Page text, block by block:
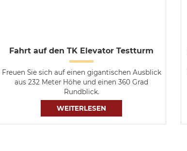
Fahrt auf den TK Elevator Testturm
Freuen Sie sich auf einen gigantischen Ausblick
aus 232 Meter Höhe und einen 360 Grad
Rundblick.
WEITERLESEN